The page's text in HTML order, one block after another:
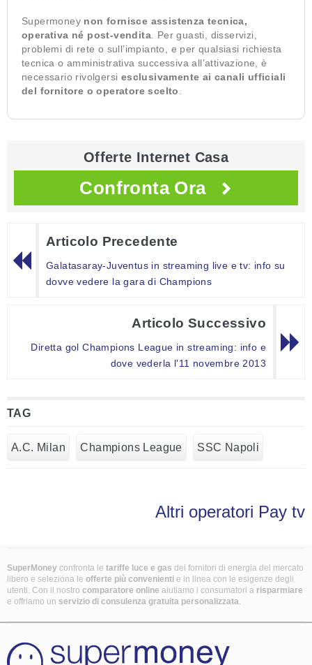
Supermoney non fornisce assistenza tecnica,
operativa né post-vendita . Per guasti, disservizi,
problemi di rete o sull’impianto, e per qualsiasi richiesta
tecnica o amministrativa successiva all’attivazione, è
necessario rivolgersi esclusivamente ai canali ufficiali
del fornitore o operatore scelto
Offerte Internet Casa
Confronta Ora
Articolo Precedente
Galatasaray-Juventus in streaming live e tv: info su
dovve vedere la gara di Champions
Articolo Successivo
Diretta gol Champions League in streaming: info e
dove vederla l'11 novembre 2013
TAG
A.C. Milan Champions League SSC Napoli
Altri operatori Pay tv
SuperMoney confronta le tariffe luce e gas dei fornitori di energia del mercato
libero e seleziona le offerte più convenienti e in linea con le esigenze degli
utenti. Con il nostro comparatore online aiutiamo i consumatori a risparmiare
e offriamo un servizio di consulenza gratuita personalizzata.